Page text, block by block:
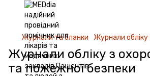
Журнали та бланки Журнали обліку
Журнали обліку з
та пожежної безпеки